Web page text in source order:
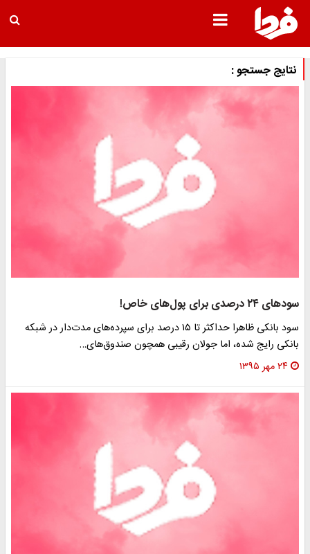
نتایج جستجو :
سودهای ۲۴ درصدی برای پول‌های خاص!
سود بانکی ظاهرا حداکثر تا ۱۵ درصد برای سپرده‌های مدت‌دار در شبکه
بانکی رایج شده، اما جولان رقیبی همچون صندوق‌های…
۲۴ مهر ۱۳۹۵